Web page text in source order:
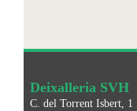
Deixalleria SVH
C. del Torrent Isbert, 1